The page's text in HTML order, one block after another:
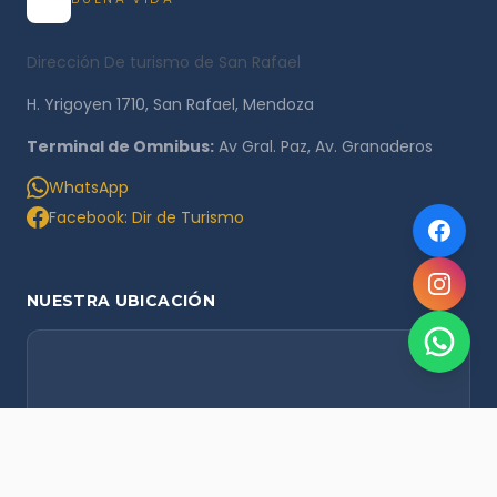
Dirección De turismo de San Rafael
H. Yrigoyen 1710, San Rafael, Mendoza
Terminal de Omnibus: Av Gral. Paz, Av. Granaderos
WhatsApp
Facebook: Dir de Turismo
NUESTRA UBICACIÓN